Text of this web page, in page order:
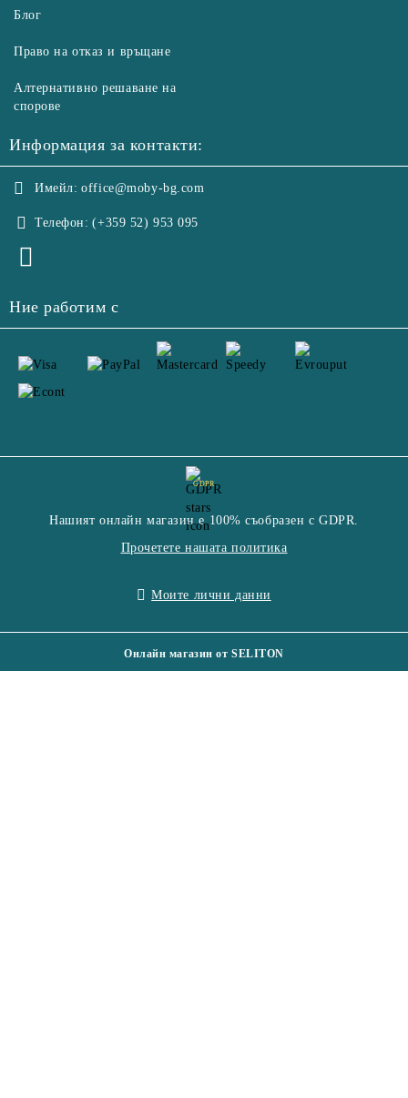
Блог
Право на отказ и връщане
Алтернативно решаване на
спорове
Информация за контакти:
Имейл: office@moby-bg.com
Телефон: (+359 52) 953 095
Ние работим с
GDPR
Нашият онлайн магазин е 100% съобразен с GDPR.
Прочетете нашата политика
Моите лични данни
Онлайн магазин от SELITON